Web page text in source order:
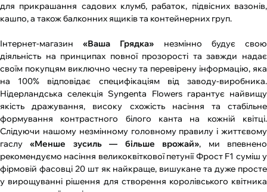
для прикрашання садових клумб, рабаток, підвісних вазонів,
кашпо, а також балконних ящиків та контейнерних груп.
Інтернет-магазин«Ваша Грядка» незмінно будує свою
діяльність на принципах повної прозорості та завжди надає
своїм покупцям виключно чесну та перевірену інформацію, яка
на 100% відповідає специфікаціям від заводу-виробника.
Нідерландська селекція Syngenta Flowers гарантує найвищу
якість дражування, високу схожість насіння та стабільне
формування контрастного білого канта на кожній квітці.
Слідуючи нашому незмінному головному правилу і життєвому
гаслу«Менше зусиль — більше врожай», ми впевнено
рекомендуємо насіння великоквіткової петунії Фрост F1 суміш у
фірмовій фасовці 20 шт як найкраще, вишукане та дуже просте
у вирощуванні рішення для створення королівського квітника